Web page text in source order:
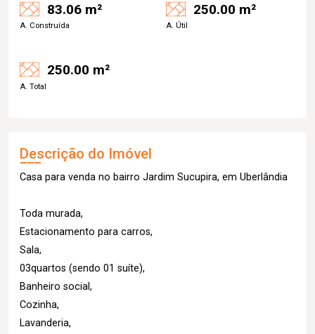
83.06 m²
A. Construída
250.00 m²
A. Útil
250.00 m²
A. Total
Descrição do Imóvel
Casa para venda no bairro Jardim Sucupira, em Uberlândia
Toda murada,
Estacionamento para carros,
Sala,
03quartos (sendo 01 suíte),
Banheiro social,
Cozinha,
Lavanderia,